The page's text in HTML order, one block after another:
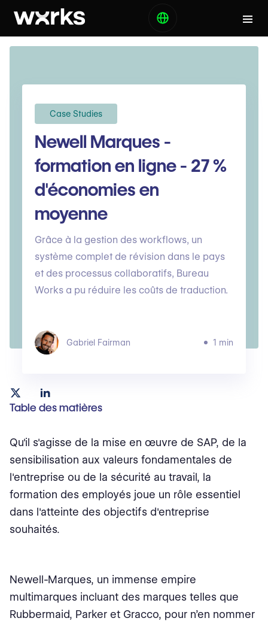
Case Studies
Newell Marques -
formation en ligne - 27 %
d'économies en
moyenne
Grâce à la gestion des workflows, un
système complet de révision dans le pays
et des processus collaboratifs, Bureau
Works a pu réduire les coûts de traduction.
Gabriel Fairman 1 min
Table des matières
Qu'il s'agisse de la mise en œuvre de SAP, de la
sensibilisation aux valeurs fondamentales de
l'entreprise ou de la sécurité au travail, la
formation des employés joue un rôle essentiel
dans l'atteinte des objectifs d'entreprise
souhaités.
Newell-Marques, un immense empire
multimarques incluant des marques telles que
Rubbermaid, Parker et Gracco, pour n’en nommer